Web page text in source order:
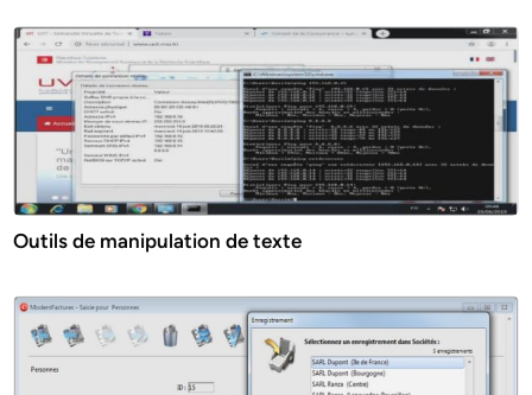
Outils de manipulation de texte